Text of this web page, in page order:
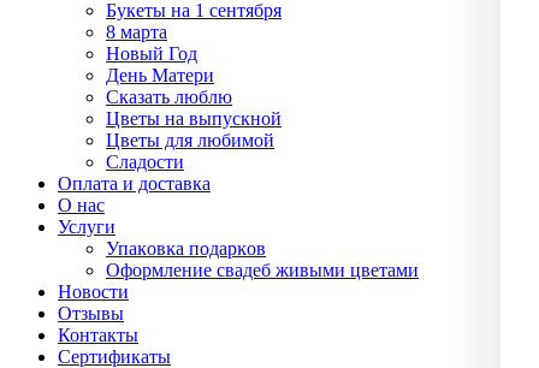
Букеты на 1 сентября
8 марта
Новый Год
День Матери
Сказать люблю
Цветы на выпускной
Цветы для любимой
Сладости
Оплата и доставка
О нас
Услуги
Упаĸовĸа подарĸов
Оформление свадеб живыми цветами
Новости
Отзывы
Контакты
Сертификаты